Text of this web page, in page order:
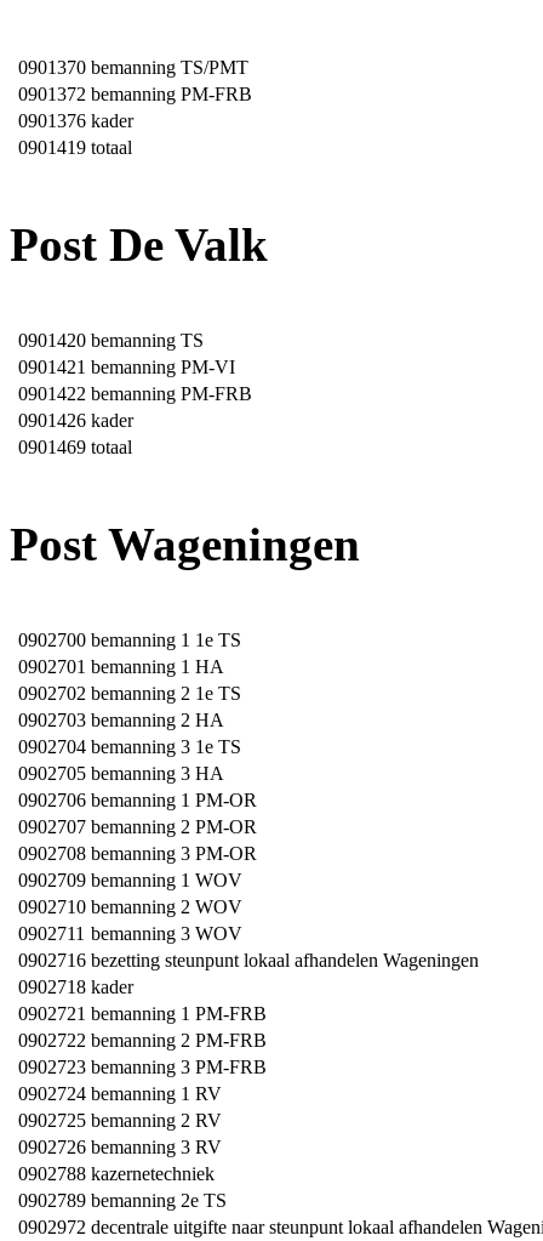
0901370 bemanning TS/PMT
0901372 bemanning PM-FRB
0901376 kader
0901419 totaal
Post De Valk
0901420 bemanning TS
0901421 bemanning PM-VI
0901422 bemanning PM-FRB
0901426 kader
0901469 totaal
Post Wageningen
0902700 bemanning 1 1e TS
0902701 bemanning 1 HA
0902702 bemanning 2 1e TS
0902703 bemanning 2 HA
0902704 bemanning 3 1e TS
0902705 bemanning 3 HA
0902706 bemanning 1 PM-OR
0902707 bemanning 2 PM-OR
0902708 bemanning 3 PM-OR
0902709 bemanning 1 WOV
0902710 bemanning 2 WOV
0902711 bemanning 3 WOV
0902716 bezetting steunpunt lokaal afhandelen Wageningen
0902718 kader
0902721 bemanning 1 PM-FRB
0902722 bemanning 2 PM-FRB
0902723 bemanning 3 PM-FRB
0902724 bemanning 1 RV
0902725 bemanning 2 RV
0902726 bemanning 3 RV
0902788 kazernetechniek
0902789 bemanning 2e TS
0902972 decentrale uitgifte naar steunpunt lokaal afhandelen